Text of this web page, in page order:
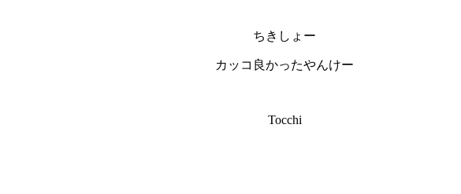
ちきしょー
カッコ良かったやんけー
Tocchi